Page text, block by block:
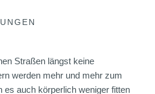
Straßen längst keine
werden mehr und mehr zum
es auch körperlich weniger fitten